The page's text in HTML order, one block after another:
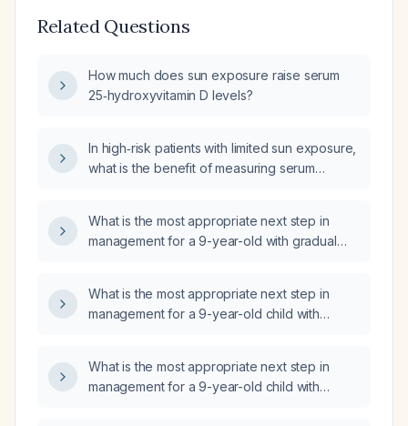
Related Questions
How much does sun exposure raise serum
25‑hydroxyvitamin D levels?
In high‑risk patients with limited sun exposure,
what is the benefit of measuring serum
supplementation?
What is the most appropriate next step in
management for a 9-year-old with gradual
examination, and an adequate diet?
What is the most appropriate next step in
management for a 9-year-old child with
reduced outdoor activity?
What is the most appropriate next step in
management for a 9-year-old child with